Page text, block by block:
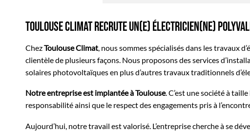
Toulouse Climat recrute un(e) électricien(ne)
ChezToulouse Climat , nous sommes spécialisés dans les travaux
clientèle de plusieurs façons. Nous proposons des services
solaires photovoltaïques en plus d’autres travaux traditionnels
Notre entreprise est implantée à Toulouse. C’est une société à
responsabilité ainsi que le respect des engagements pris à
Aujourd’hui, notre travail est valorisé. L’entreprise cherche à se